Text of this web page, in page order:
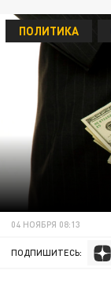
ПОЛИТИКА
04 НОЯБРЯ 08:13
ПОДПИШИТЕСЬ: